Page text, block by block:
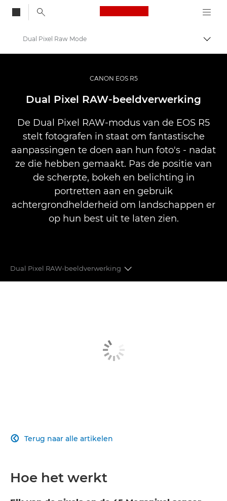
Canon Logo, back
EOS R5
Dual Pixel Raw Mode
CANON EOS R5
Dual Pixel RAW-beeldverwerking
De Dual Pixel RAW-modus van de EOS R5
stelt fotografen in staat om fantastische
aanpassingen te doen aan hun foto's - nadat
ze die hebben gemaakt. Pas de positie van
de scherpte, bokeh en belichting in
portretten aan en gebruik
achtergrondhelderheid om landschappen er
op hun best uit te laten zien.
Dual Pixel RAW-beeldverwerking
Terug naar alle artikelen

Hoe het werkt